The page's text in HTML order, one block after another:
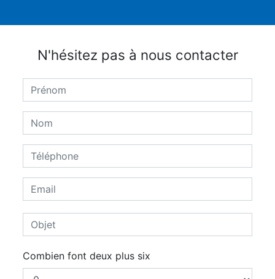
N'hésitez pas à nous contacter
Combien font deux plus six